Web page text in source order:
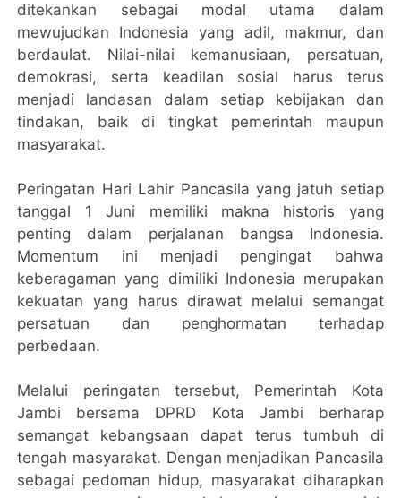
ditekankan sebagai modal utama dalam
mewujudkan Indonesia yang adil, makmur, dan
berdaulat. Nilai-nilai kemanusiaan, persatuan,
demokrasi, serta keadilan sosial harus terus
menjadi landasan dalam setiap kebijakan dan
tindakan, baik di tingkat pemerintah maupun
masyarakat.
Peringatan Hari Lahir Pancasila yang jatuh setiap
tanggal 1 Juni memiliki makna historis yang
penting dalam perjalanan bangsa Indonesia.
Momentum ini menjadi pengingat bahwa
keberagaman yang dimiliki Indonesia merupakan
kekuatan yang harus dirawat melalui semangat
persatuan dan penghormatan terhadap
perbedaan.
Melalui peringatan tersebut, Pemerintah Kota
Jambi bersama DPRD Kota Jambi berharap
semangat kebangsaan dapat terus tumbuh di
tengah masyarakat. Dengan menjadikan Pancasila
sebagai pedoman hidup, masyarakat diharapkan